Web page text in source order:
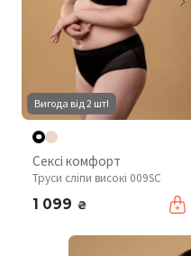
Вигода від 2 шт!
Сексі комфорт
Труси сліпи високі 009SC
1 099 ₴